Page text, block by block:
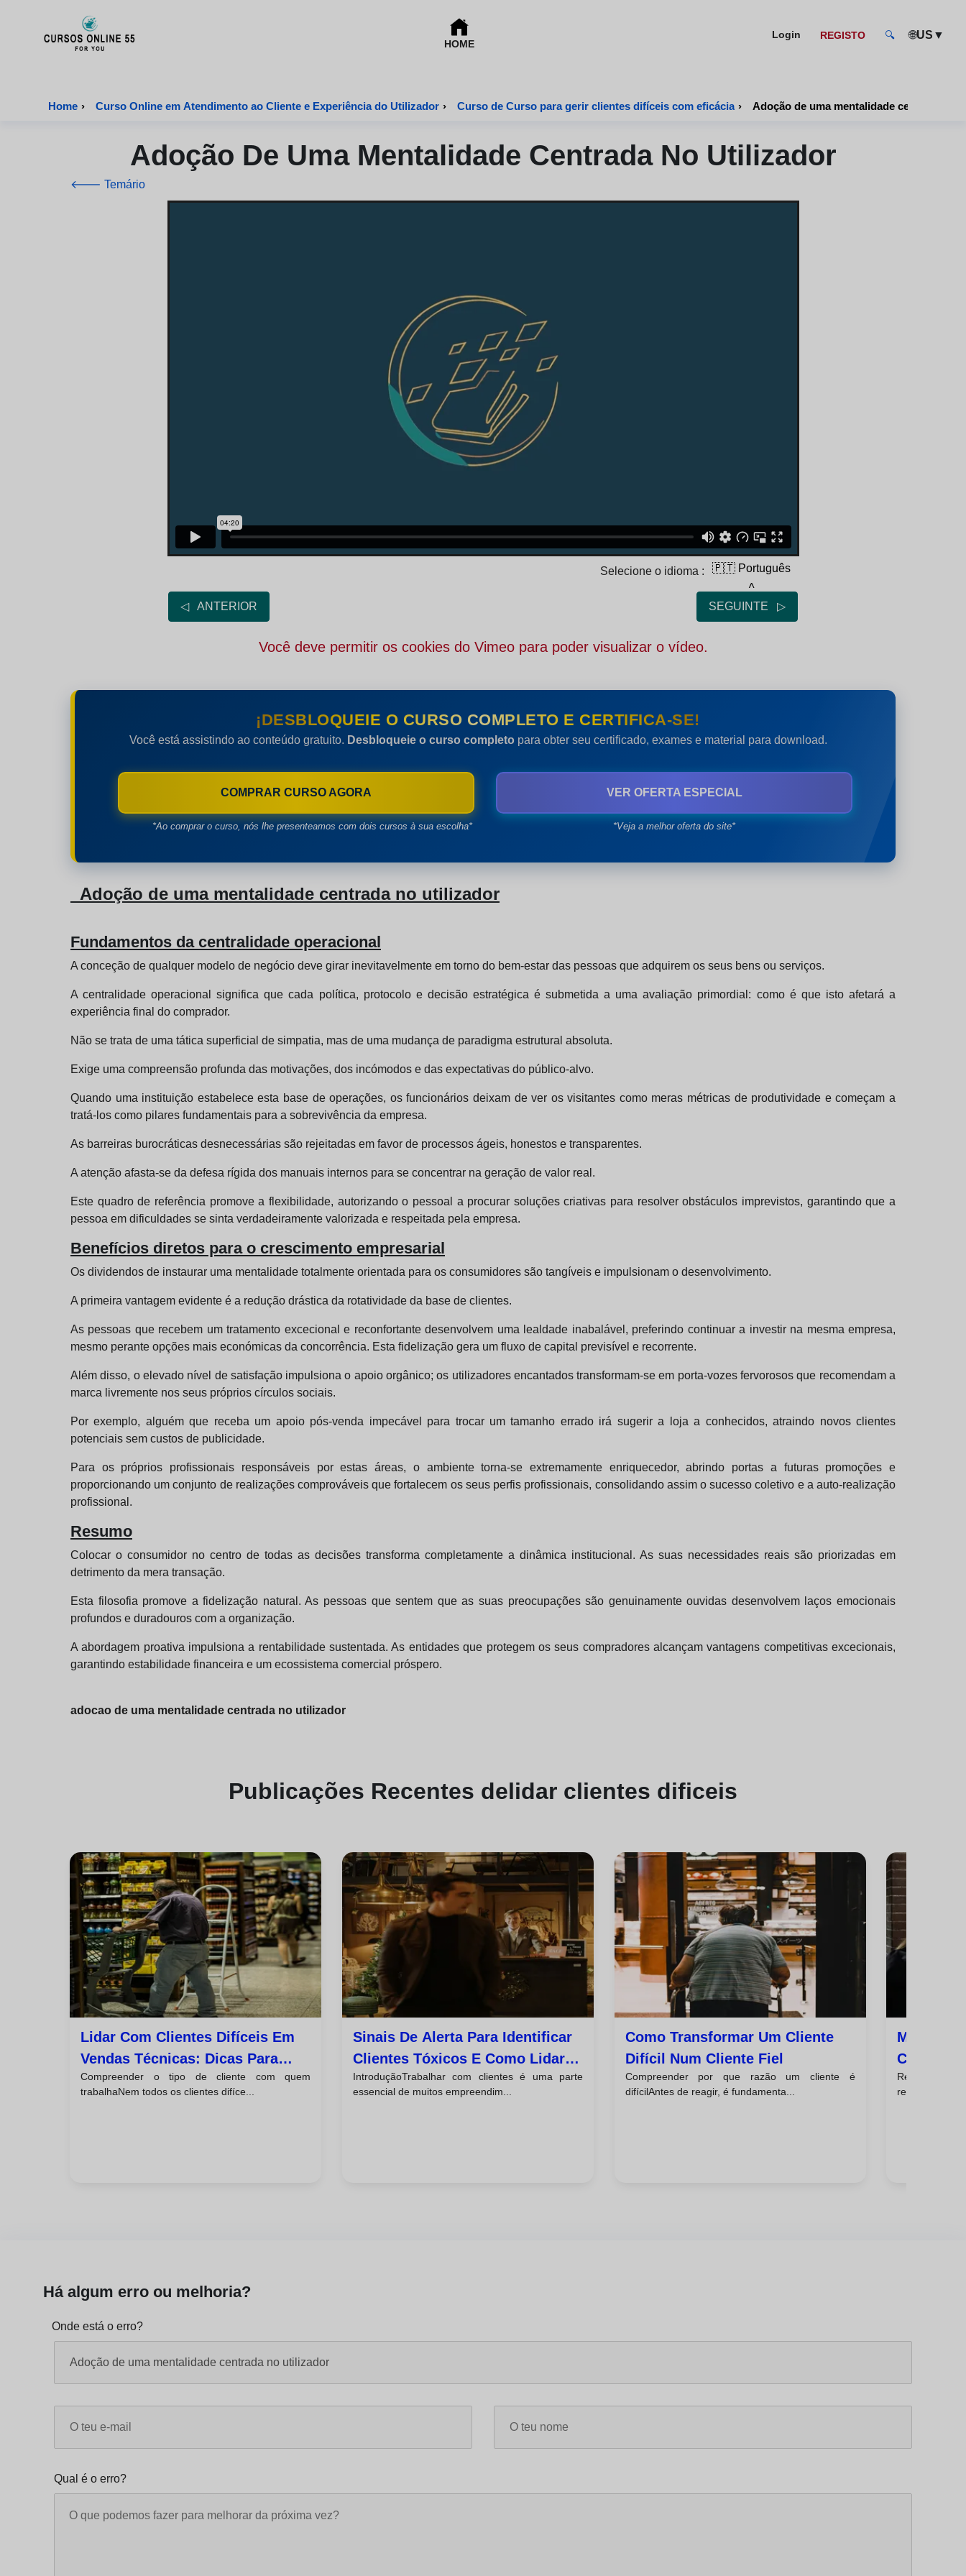
HOME
Login REGISTO 🔍 🌐US ▼
Home › Curso Online em Atendimento ao Cliente e Experiência do Utilizador › Curso de Curso para gerir clientes difíceis com eficácia › Adoção de uma mentalidade centrada no
Adoção De Uma Mentalidade Centrada No Utilizador
🡐 Temário
Selecione o idioma :
🇵🇹 Português
˄
◁ ANTERIOR
SEGUINTE ▷
Você deve permitir os cookies do Vimeo para poder visualizar o vídeo.
¡DESBLOQUEIE O CURSO COMPLETO E CERTIFICA-SE!
Você está assistindo ao conteúdo gratuito. Desbloqueie o curso completopara obter seu certificado, exames e material para download.
COMPRAR CURSO AGORA
*Ao comprar o curso, nós lhe presenteamos com dois cursos à sua escolha*
VER OFERTA ESPECIAL
*Veja a melhor oferta do site*
Adoção de uma mentalidade centrada no utilizador
Fundamentos da centralidade operacional
A conceção de qualquer modelo de negócio deve girar inevitavelmente em torno do bem-estar das pessoas que adquirem os seus bens ou serviços.
A centralidade operacional significa que cada política, protocolo e decisão estratégica é submetida a uma avaliação primordial: como é que isto afetará a
experiência final do comprador.
Não se trata de uma tática superficial de simpatia, mas de uma mudança de paradigma estrutural absoluta.
Exige uma compreensão profunda das motivações, dos incómodos e das expectativas do público-alvo.
Quando uma instituição estabelece esta base de operações, os funcionários deixam de ver os visitantes como meras métricas de produtividade e começam a
tratá-los como pilares fundamentais para a sobrevivência da empresa.
As barreiras burocráticas desnecessárias são rejeitadas em favor de processos ágeis, honestos e transparentes.
A atenção afasta-se da defesa rígida dos manuais internos para se concentrar na geração de valor real.
Este quadro de referência promove a flexibilidade, autorizando o pessoal a procurar soluções criativas para resolver obstáculos imprevistos, garantindo que a
pessoa em dificuldades se sinta verdadeiramente valorizada e respeitada pela empresa.
Benefícios diretos para o crescimento empresarial
Os dividendos de instaurar uma mentalidade totalmente orientada para os consumidores são tangíveis e impulsionam o desenvolvimento.
A primeira vantagem evidente é a redução drástica da rotatividade da base de clientes.
As pessoas que recebem um tratamento excecional e reconfortante desenvolvem uma lealdade inabalável, preferindo continuar a investir na mesma empresa,
mesmo perante opções mais económicas da concorrência. Esta fidelização gera um fluxo de capital previsível e recorrente.
Além disso, o elevado nível de satisfação impulsiona o apoio orgânico; os utilizadores encantados transformam-se em porta-vozes fervorosos que recomendam a
marca livremente nos seus próprios círculos sociais.
Por exemplo, alguém que receba um apoio pós-venda impecável para trocar um tamanho errado irá sugerir a loja a conhecidos, atraindo novos clientes
potenciais sem custos de publicidade.
Para os próprios profissionais responsáveis por estas áreas, o ambiente torna-se extremamente enriquecedor, abrindo portas a futuras promoções e
proporcionando um conjunto de realizações comprováveis que fortalecem os seus perfis profissionais, consolidando assim o sucesso coletivo e a auto-realização
profissional.
Resumo
Colocar o consumidor no centro de todas as decisões transforma completamente a dinâmica institucional. As suas necessidades reais são priorizadas em
detrimento da mera transação.
Esta filosofia promove a fidelização natural. As pessoas que sentem que as suas preocupações são genuinamente ouvidas desenvolvem laços emocionais
profundos e duradouros com a organização.
A abordagem proativa impulsiona a rentabilidade sustentada. As entidades que protegem os seus compradores alcançam vantagens competitivas excecionais,
garantindo estabilidade financeira e um ecossistema comercial próspero.
adocao de uma mentalidade centrada no utilizador
Publicações Recentes delidar clientes dificeis
Lidar Com Clientes Difíceis Em
Vendas Técnicas: Dicas Para
Fechos De Negócio Bem-
Compreender o tipo de cliente com quem
trabalhaNem todos os clientes difíce...
Sinais De Alerta Para Identificar
Clientes Tóxicos E Como Lidar
Com Eles
IntroduçãoTrabalhar com clientes é uma parte
essencial de muitos empreendim...
Como Transformar Um Cliente
Difícil Num Cliente Fiel
Compreender por que razão um cliente é
difícilAntes de reagir, é fundamenta...
Modelos
Com
Responder
requer um
Há algum erro ou melhoria?
Onde está o erro?
Qual é o erro?